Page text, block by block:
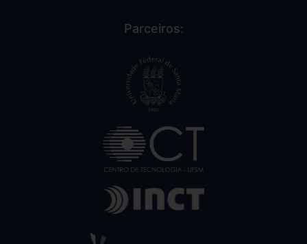
Parceiros: